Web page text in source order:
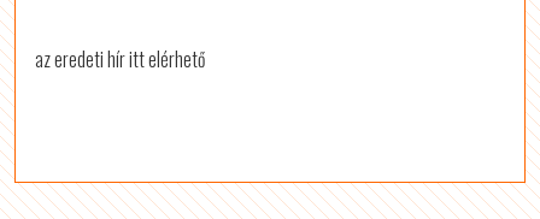
az eredeti hír itt elérhető